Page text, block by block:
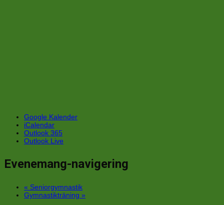
Google Kalender
iCalendar
Outlook 365
Outlook Live
Evenemang-navigering
« Seniorgymnastik
Gymnastikträning »